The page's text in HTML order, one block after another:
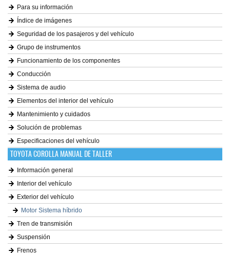
Para su información
Índice de imágenes
Seguridad de los pasajeros y del vehículo
Grupo de instrumentos
Funcionamiento de los componentes
Conducción
Sistema de audio
Elementos del interior del vehículo
Mantenimiento y cuidados
Solución de problemas
Especificaciones del vehículo
TOYOTA COROLLA MANUAL DE TALLER
Información general
Interior del vehículo
Exterior del vehículo
Motor Sistema híbrido
Tren de transmisión
Suspensión
Frenos